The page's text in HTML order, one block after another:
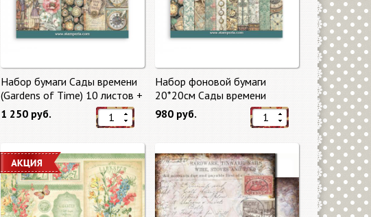
Набор бумаги Сады времени
(Gardens of Time) 10 листов +
бонус от Stamperia
1 250 руб.
Набор фоновой бумаги
20*20см Сады времени
(Gardens of Time) 10 листов +
бонус от Stamperia
980 руб.